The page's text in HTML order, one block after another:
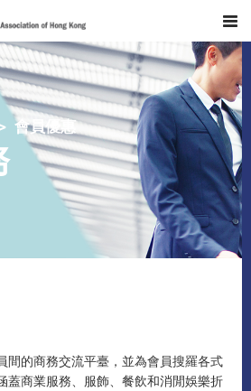
會員優惠
間的商務交流平臺，並為會員搜羅各式
蓋商業服務、服飾、餐飲和消閒娛樂折